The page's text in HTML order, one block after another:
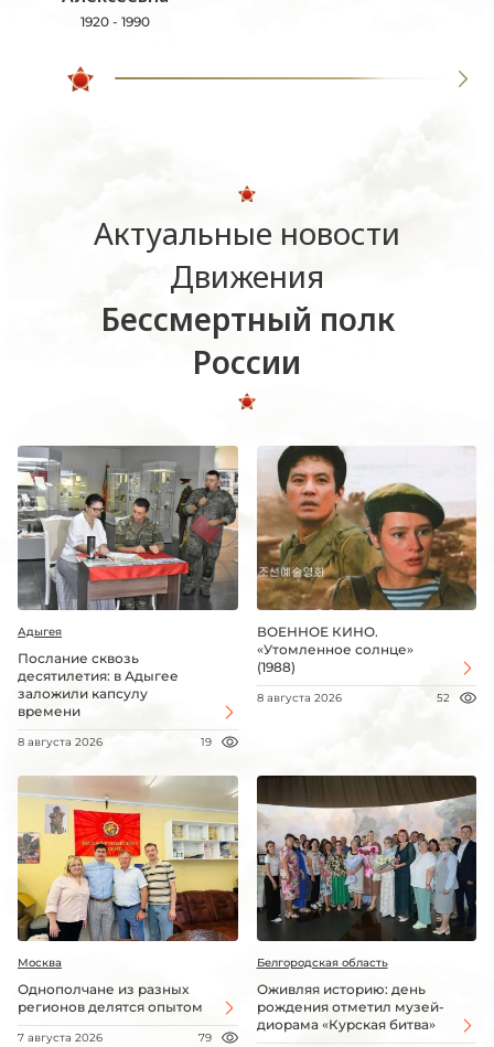
1920 - 1990
Актуальные новости
Движения
Бессмертный полк
России
Адыгея
Послание сквозь
десятилетия: в Адыгее
заложили капсулу
времени
8 августа 2026 19
ВОЕННОЕ КИНО.
«Утомленное солнце»
(1988)
8 августа 2026 52
Москва
Однополчане из разных
регионов делятся опытом
7 августа 2026 79
Белгородская область
Оживляя историю: день
рождения отметил музей-
диорама «Курская битва»